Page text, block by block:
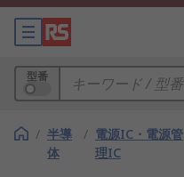
型番
/ 半導
体
/ 電源IC・電源管
理IC